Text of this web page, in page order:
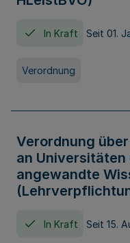
In Kraft Seit 01.
Verordnung
Verordnung
an
angewandte
In Kraft Seit 15.